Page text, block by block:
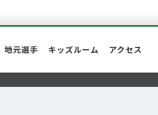
地元選手 キッズルーム アクセス